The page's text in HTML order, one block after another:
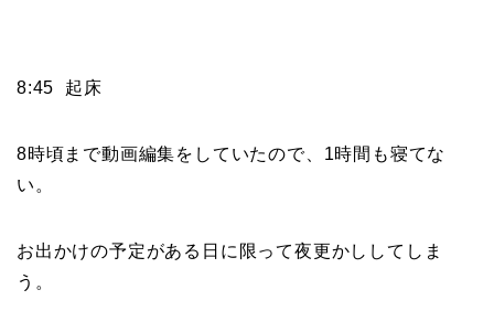
8:45 起床
8時頃まで動画編集をしていたので、1時間も寝てな
い。
お出かけの予定がある日に限って夜更かししてしま
う。